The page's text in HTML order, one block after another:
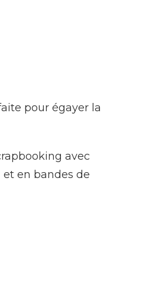
pour égayer la
avec
en bandes de